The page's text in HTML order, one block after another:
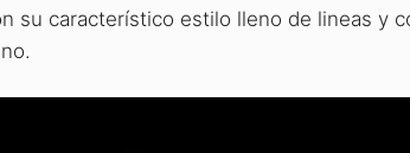
su característico estilo lleno de lineas y